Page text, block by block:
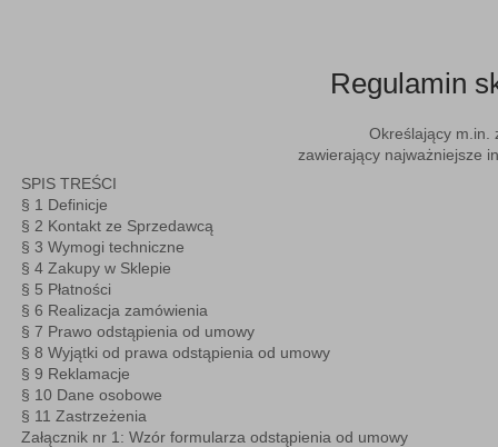
Regulamin
Określający m.in.
zawierający najważniejsze
SPIS TREŚCI
§ 1
Definicje
§ 2 Kontakt ze Sprzedawcą
§ 3 Wymogi techniczne
§ 4Zakupy w Sklepie
§ 5 Płatności
§ 6 Realizacja zamówienia
§ 7 Prawo odstąpienia od umowy
§ 8 Wyjątki od prawa odstąpienia od umowy
§ 9 Reklamacje
§ 10 Dane osobowe
§ 11 Zastrzeżenia
Załącznik nr 1: Wzór formularza odstąpienia od umowy